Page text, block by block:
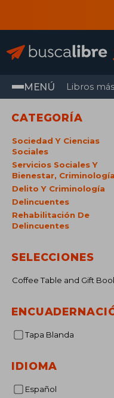
MENÚ Libros
CATEGORÍA
Sociedad Y Ciencias
Sociales
Servicios Sociales Y
Bienestar, Criminología
Delito Y Criminología
Delincuentes
Rehabilitación De
Delincuentes
SELECCIONES
Coffee Table and Gift
Tapa Blanda
IDIOMA
Español